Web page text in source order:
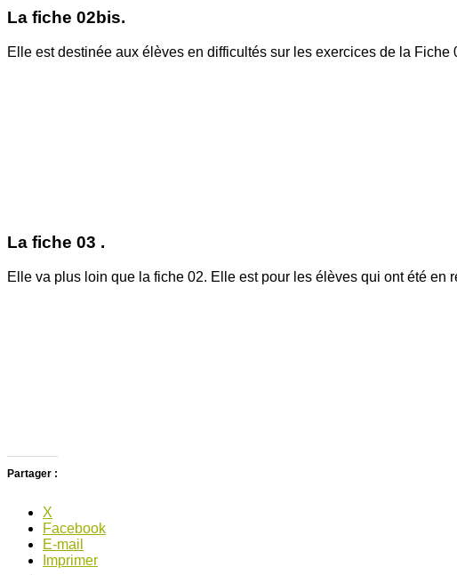
La fiche 02bis.
Elle est destinée aux élèves en difficultés sur les exercices de la Fiche
La fiche 03 .
Elle va plus loin que la fiche 02. Elle est pour les élèves qui ont été en
Partager :
X
Facebook
E-mail
Imprimer